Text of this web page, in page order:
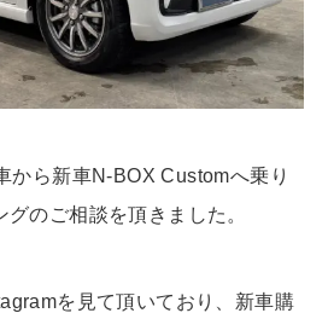
から新車N-BOX Customへ乗り
のご相談を頂きました。
を見て頂いており、新車購